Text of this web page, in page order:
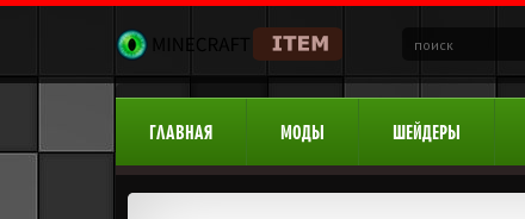
ГЛАВНАЯ МОДЫ ШЕЙДЕРЫ